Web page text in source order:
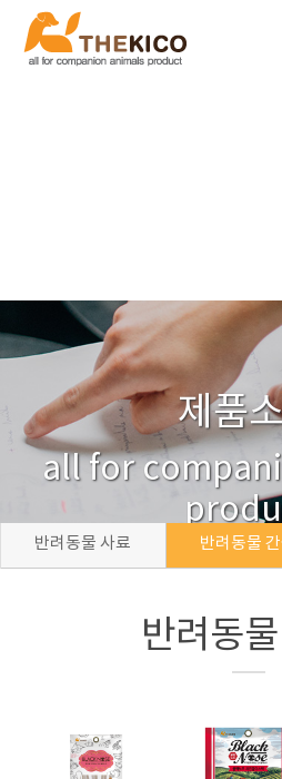
제품
all for
반려동물 사료 반려동물 간
반려동